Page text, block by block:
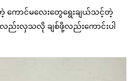
ောင်မလေးတွေရွေးချယ်သင့်တဲ့
လှလည်းလှသလို ချစ်ဖို့လည်းကောင်းပါ